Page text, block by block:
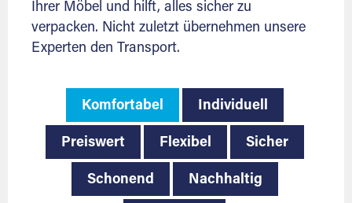
Ihrer Möbel und hilft, alles sicher zu
verpacken. Nicht zuletzt übernehmen unsere
Experten den Transport.
Komfortabel Individuell
Preiswert Flexibel Sicher
Schonend Nachhaltig